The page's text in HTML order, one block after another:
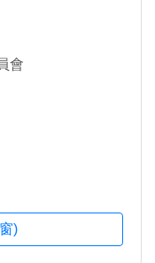
會
)